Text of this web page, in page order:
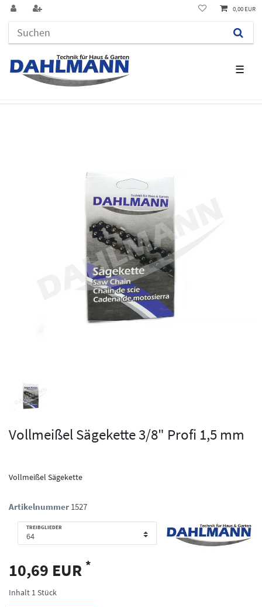
☰
0,00 EUR
Vollmeißel Sägekette 3/8" Profi 1,5 mm
Vollmeißel Sägekette
Artikelnummer 1527
TREIBGLIEDER
10,69 EUR *
Inhalt 1Stück